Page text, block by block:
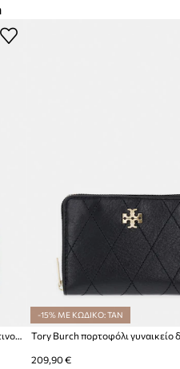
Tory Burch πορτοφόλι γυναικείο δερμάτινο Romy
-15% ΜΕ ΚΩΔΙΚΟ: TAN
209,90 €